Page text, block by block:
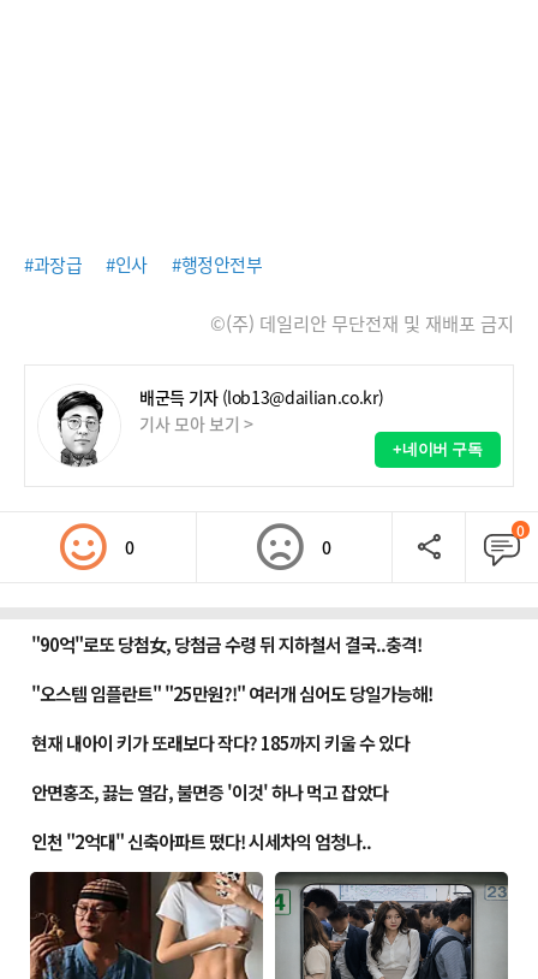
#과장급 #인사 #행정안전부
©(주) 데일리안 무단전재 및 재배포 금지
배군득 기자 (lob13@dailian.co.kr)
기사 모아 보기 >
+네이버 구독
0 0
0